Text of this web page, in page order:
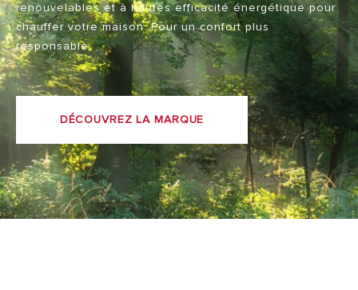
renouvelables et à hautes efficacité énergétique pour
chauffer votre maison. Pour un confort plus
responsable.
DÉCOUVREZ LA MARQUE